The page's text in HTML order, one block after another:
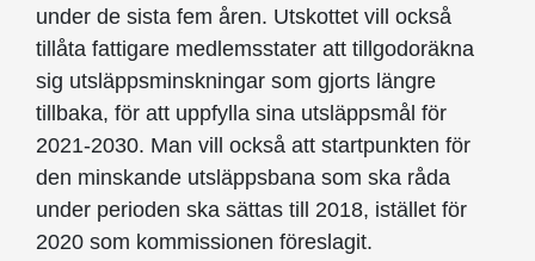
under de sista fem åren. Utskottet vill också
tillåta fattigare medlemsstater att tillgodoräkna
sig utsläppsminskningar som gjorts längre
tillbaka, för att uppfylla sina utsläppsmål för
2021-2030. Man vill också att startpunkten för
den minskande utsläppsbana som ska råda
under perioden ska sättas till 2018, istället för
2020 som kommissionen föreslagit.